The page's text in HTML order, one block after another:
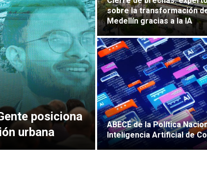
posiciona
urbana
sobre la transformación
Medellín gracias a la IA
ABECÉ de la Política
Inteligencia Artificial de